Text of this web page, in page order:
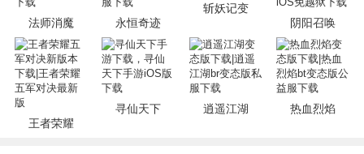
法师消魔 永恒奇迹
斩妖记变
阴阳召唤
王者荣耀
寻仙天下 逍遥江湖 热血烈焰